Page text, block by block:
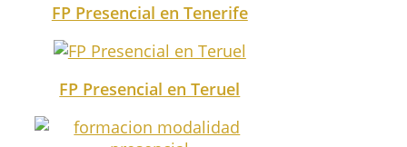
FP Presencial en Tenerife
FP Presencial en Teruel